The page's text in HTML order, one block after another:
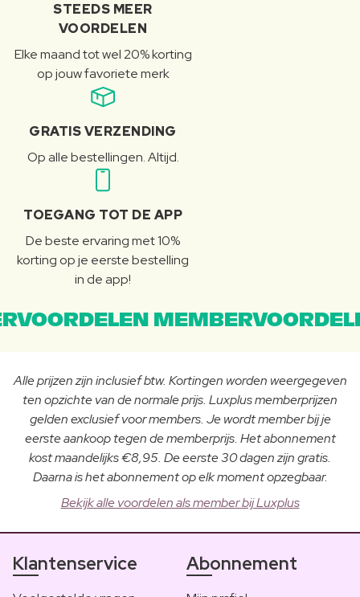
STEEDS MEER
VOORDELEN
Elke maand tot wel 20% korting
op jouw favoriete merk
GRATIS VERZENDING
Op alle bestellingen. Altijd.
TOEGANG TOT DE APP
De beste ervaring met 10%
korting op je eerste bestelling
in de app!
Alle prijzen zijn inclusief btw. Kortingen worden weergegeven
ten opzichte van de normale prijs. Luxplus memberprijzen
gelden exclusief voor members. Je wordt member bij je
eerste aankoop tegen de memberprijs. Het abonnement
kost maandelijks €8,95. De eerste 30 dagen zijn gratis.
Daarna is het abonnement op elk moment opzegbaar.
Bekijk alle voordelen als member bij Luxplus
Klantenservice Abonnement